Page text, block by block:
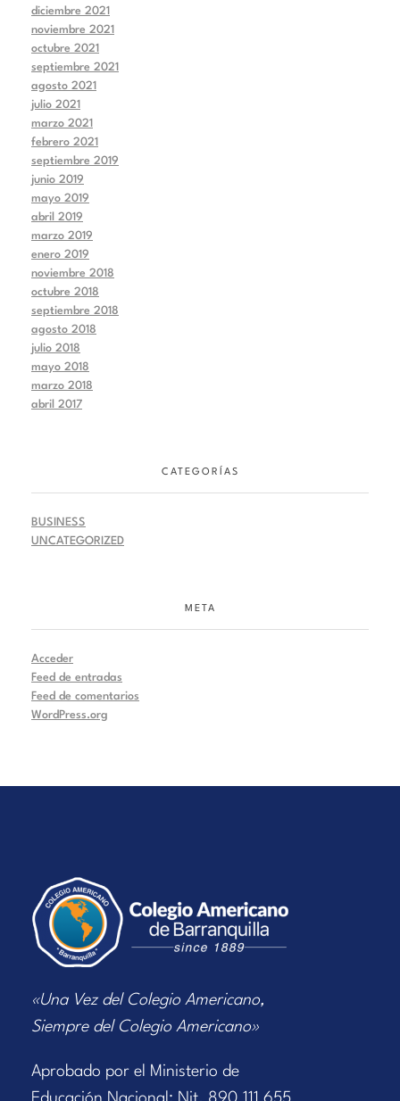
diciembre 2021
noviembre 2021
octubre 2021
septiembre 2021
agosto 2021
julio 2021
marzo 2021
febrero 2021
septiembre 2019
junio 2019
mayo 2019
abril 2019
marzo 2019
enero 2019
noviembre 2018
octubre 2018
septiembre 2018
agosto 2018
julio 2018
mayo 2018
marzo 2018
abril 2017
CATEGORÍAS
BUSINESS
UNCATEGORIZED
META
Acceder
Feed de entradas
Feed de comentarios
WordPress.org
«Una Vez del Colegio Americano,
Siempre del Colegio Americano»
Aprobado por el Ministerio de